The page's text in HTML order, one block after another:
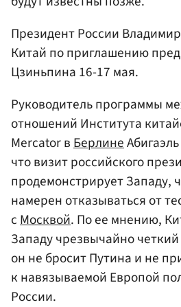
Президент России
Китай по приглашению
Цзиньпина 16-17 мая.
Руководитель программы
отношений Института
Mercator вБерлине
что визит российского
продемонстрирует Западу,
намерен отказываться от
сМосквой. По ее мнению,
Западу чрезвычайно
он не бросит Путина и не
к навязываемой Европой
России.